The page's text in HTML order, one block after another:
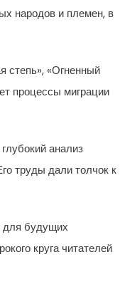
народов и племен, в
степь», «Огненный
процессы миграции
анализ
труды дали толчок к
для будущих
круга читателей